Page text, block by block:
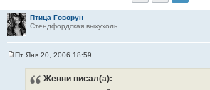
Птица Говорун
Стендфордская выхухоль
Пт Янв 20, 2006 18:59
Женни писал(а):